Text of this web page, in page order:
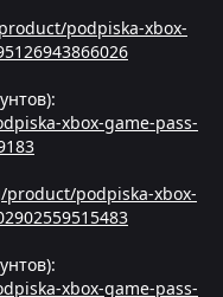
podpiska-xbox-
xbox-game-pass-
podpiska-xbox-
xbox-game-pass-